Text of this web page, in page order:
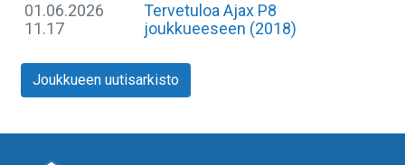
01.06.2026
11.17
Tervetuloa Ajax P8
joukkueeseen (2018)
Joukkueen uutisarkisto